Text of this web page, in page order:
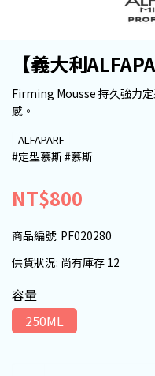
【義大利
Firming Mousse 持久強力
感。
ALFAPARF
#定型慕斯 #慕斯
NT$800
商品編號: PF020280
供貨狀況: 尚有庫存 12
容量
250ML